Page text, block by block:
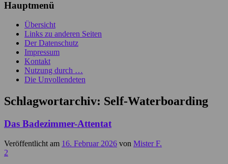
Hauptmenü
Übersicht
Links zu anderen Seiten
Der Datenschutz
Impressum
Kontakt
Nutzung durch …
Die Unvollendeten
Schlagwortarchiv: Self-Waterboarding
Das Badezimmer-Attentat
Veröffentlicht am 16. Februar 2026 von Mister F.
2